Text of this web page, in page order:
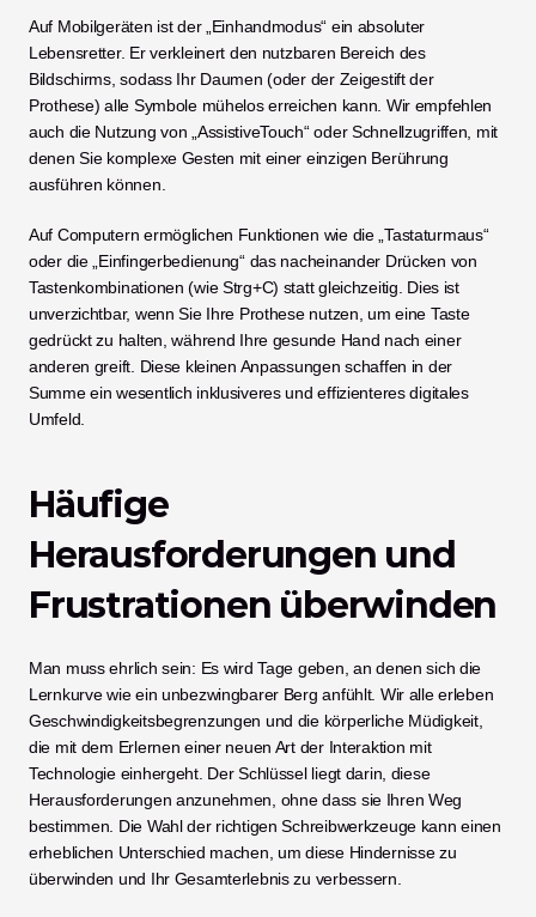
Auf Mobilgeräten ist der „Einhandmodus“ ein absoluter
Lebensretter. Er verkleinert den nutzbaren Bereich des
Bildschirms, sodass Ihr Daumen (oder der Zeigestift der
Prothese) alle Symbole mühelos erreichen kann. Wir empfehlen
auch die Nutzung von „AssistiveTouch“ oder Schnellzugriffen, mit
denen Sie komplexe Gesten mit einer einzigen Berührung
ausführen können.
Auf Computern ermöglichen Funktionen wie die „Tastaturmaus“
oder die „Einfingerbedienung“ das nacheinander Drücken von
Tastenkombinationen (wie Strg+C) statt gleichzeitig. Dies ist
unverzichtbar, wenn Sie Ihre Prothese nutzen, um eine Taste
gedrückt zu halten, während Ihre gesunde Hand nach einer
anderen greift. Diese kleinen Anpassungen schaffen in der
Summe ein wesentlich inklusiveres und effizienteres digitales
Umfeld.
Häufige
Herausforderungen und
Frustrationen überwinden
Man muss ehrlich sein: Es wird Tage geben, an denen sich die
Lernkurve wie ein unbezwingbarer Berg anfühlt. Wir alle erleben
Geschwindigkeitsbegrenzungen und die körperliche Müdigkeit,
die mit dem Erlernen einer neuen Art der Interaktion mit
Technologie einhergeht. Der Schlüssel liegt darin, diese
Herausforderungen anzunehmen, ohne dass sie Ihren Weg
bestimmen. Die Wahl der richtigen Schreibwerkzeuge kann einen
erheblichen Unterschied machen, um diese Hindernisse zu
überwinden und Ihr Gesamterlebnis zu verbessern.